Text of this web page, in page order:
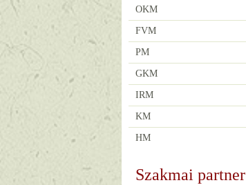
OKM
FVM
PM
GKM
IRM
KM
HM
Szakmai partner